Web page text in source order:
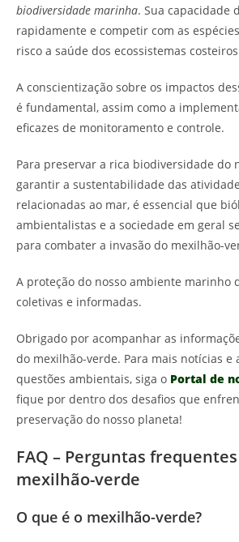
biodiversidade marinha. Sua capacidade
rapidamente e competir com as
risco a saúde dos ecossistemas
A conscientização sobre os impactos
é fundamental, assim como a
eficazes de monitoramento e controle.
Para preservar a rica biodiversidade do
garantir a sustentabilidade das
relacionadas ao mar, é essencial que
ambientalistas e a sociedade em geral
para combater a invasão do mexilhão-
A proteção do nosso ambiente marinho
coletivas e informadas.
Obrigado por acompanhar as
do mexilhão-verde. Para mais notícias e
questões ambientais, siga o Portal de
fique por dentro dos desafios que
preservação do nosso planeta!
FAQ – Perguntas
mexilhão-verde
O que é o mexilhão-verde?